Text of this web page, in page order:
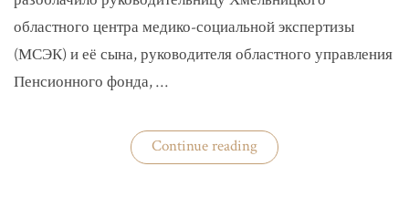
областного центра медико-социальной экспертизы
(МСЭК) и её сына, руководителя областного управления
Пенсионного фонда, …
Continue reading«В
Хмельницком